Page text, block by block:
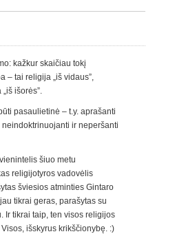
kažkur skaičiau tokį
– tai religija „iš vidaus”,
išorės”.
pasaulietinė – t.y. aprašanti
ir neperšanti
šiuo metu
religijotyros vadovėlis
šviesios atminties Gintaro
tikrai geras, parašytas su
Ir tikrai taip, ten visos religijos
išskyrus krikščionybę. :)